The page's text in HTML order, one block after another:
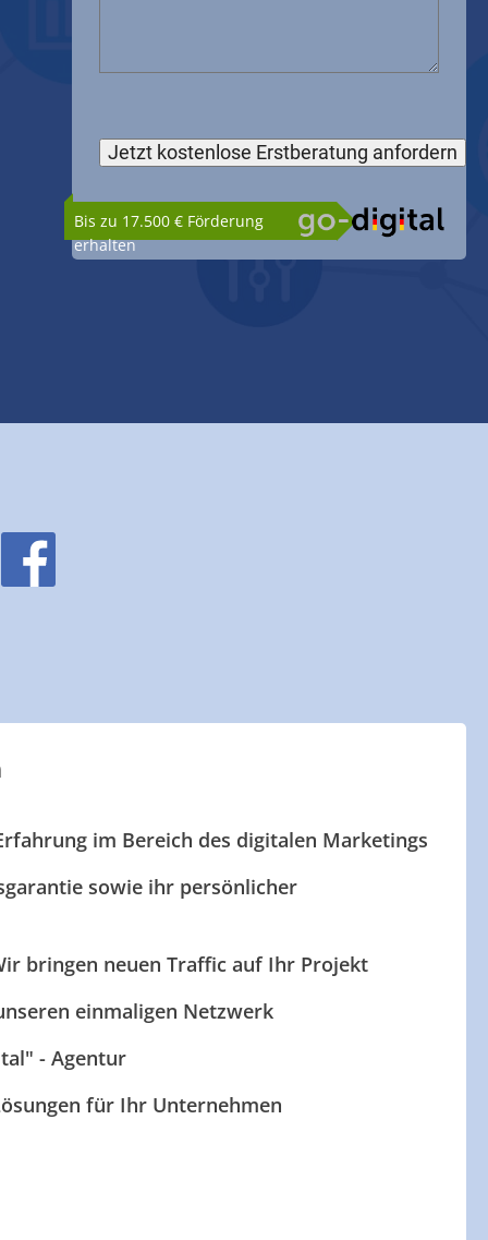
Bis zu 17.500 € Förderung
erhalten
im Bereich des digitalen Marketings
sowie ihr persönlicher
bringen neuen Traffic auf Ihr Projekt
einmaligen Netzwerk
- Agentur
für Ihr Unternehmen